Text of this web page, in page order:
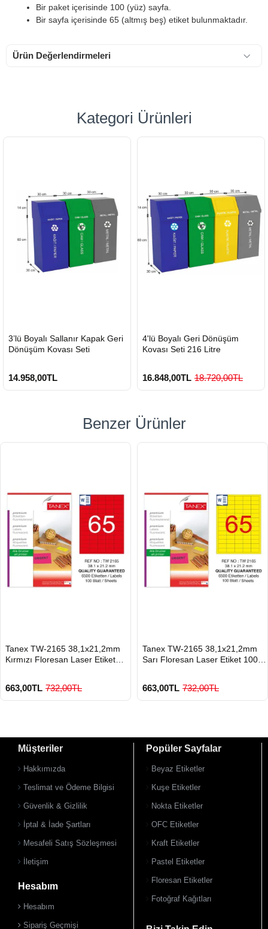
Bir paket içerisinde 100 (yüz) sayfa.
Bir sayfa içerisinde 65 (altmış beş) etiket bulunmaktadır.
Ürün Değerlendirmeleri
Kategori Ürünleri
HIZLI
GÖNDERİ
3’lü Boyalı Sallanır Kapak Geri
Dönüşüm Kovası Seti
14.958,00TL
HIZLI
GÖNDERİ
4'lü Boyalı Geri Dönüşüm
Kovası Seti 216 Litre
16.848,00TL 18.720,00TL
Benzer Ürünler
GÖNDERİ
900 TL Üzeri Kargo Ücretsiz
Tanex TW-2165 38,1x21,2mm
Kırmızı Floresan Laser Etiket
663,00TL 732,00TL
GÖNDERİ
900 TL Üzeri Kargo Ücretsiz
Tanex TW-2165 38,1x21,2mm
Sarı Floresan Laser Etiket 100
663,00TL 732,00TL
Müşteriler
Hakkımızda
Teslimat ve Ödeme Bilgisi
Güvenlik & Gizlilik
İptal & İade Şartları
Mesafeli Satış Sözleşmesi
İletişim
Hesabım
Hesabım
Sipariş Geçmişi
Popüler Sayfalar
Beyaz Etiketler
Kuşe Etiketler
Nokta Etiketler
OFC Etiketler
Kraft Etiketler
Pastel Etiketler
Floresan Etiketler
Fotoğraf Kağıtları